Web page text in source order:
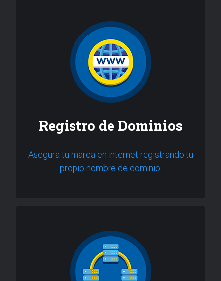
Registro de Dominios
Asegura tu marca en internet registrando tu
propio nombre de dominio.